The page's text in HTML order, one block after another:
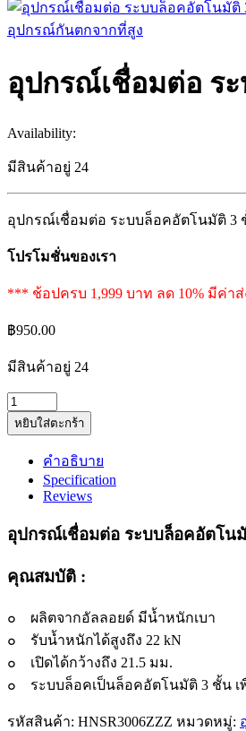
อุปกรณ์กันตกจากที่สูง
อุปกรณ์เชื่อมต่อ ร
Availability:
มีสินค้าอยู่ 24
อุปกรณ์เชื่อมต่อ ระบบล็อคอัตโนมัติ 3
โปรโมชั่นของเรา
*** ช้อปครบ 1,999 บาท ลด 10% มีค่า
฿950.00
มีสินค้าอยู่ 24
อุปกรณ์
เชื่อม
ล็อค
3
quantity
หยิบใส่ตะกร้า
คำอธิบาย
Specification
Reviews
อุปกรณ์เชื่อมต่อ ระบบล็อคอัตโน
คุณสมบัติ :
๐ ผลิตจากอัลลอยด์ มีน้ำหนักเบา
๐ รับน้ำหนักได้สูงถึง 22 kN
๐ เปิดได้กว้างถึง 21.5 มม.
๐ ระบบล็อคเป็นล็อคอัตโนมัติ 3 ชั้น เ
รหัสสินค้า: HNSR3006ZZZ หมวดหมู่: